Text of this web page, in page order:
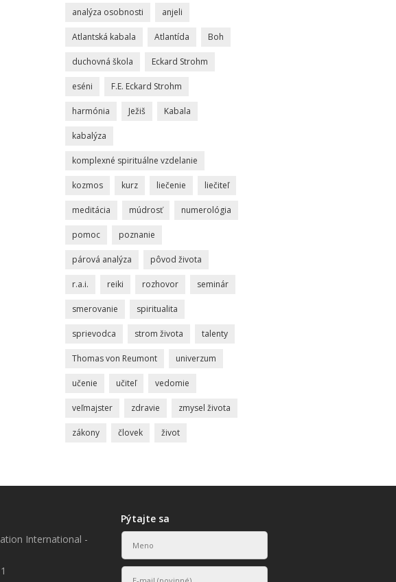
analýza osobnosti anjeli
Atlantská kabala Atlantída Boh
duchovná škola Eckard Strohm
eséni F.E. Eckard Strohm
harmónia Ježiš Kabala
kabalýza
komplexné spirituálne vzdelanie
kozmos kurz liečenie liečiteľ
meditácia múdrosť numerológia
pomoc poznanie
párová analýza pôvod života
r.a.i. reiki rozhovor seminár
smerovanie spiritualita
sprievodca strom života talenty
Thomas von Reumont univerzum
učenie učiteľ vedomie
veľmajster zdravie zmysel života
zákony človek život
International -
Pýtajte sa